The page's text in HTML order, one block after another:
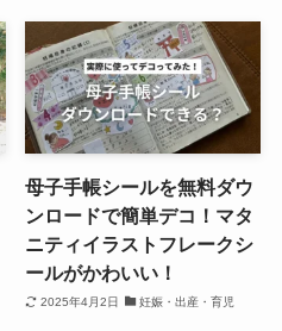
母子手帳シールを無料ダウ
ンロードで簡単デコ！マタ
ニティイラストフレークシ
ールがかわいい！
2025年4月2日 妊娠・出産・育児